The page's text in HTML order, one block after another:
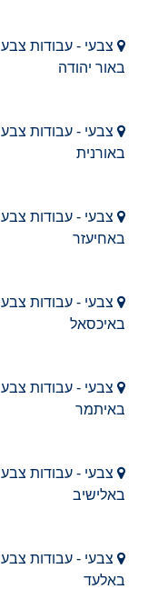
צבעי - עבודות צבע
באור יהודה
צבעי - עבודות צבע
באורנית
צבעי - עבודות צבע
באחיעזר
צבעי - עבודות צבע
באיכסאל
צבעי - עבודות צבע
באיתמר
צבעי - עבודות צבע
באלישיב
צבעי - עבודות צבע
באלעד